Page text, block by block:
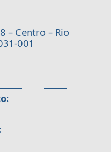
– Centro – Rio
001